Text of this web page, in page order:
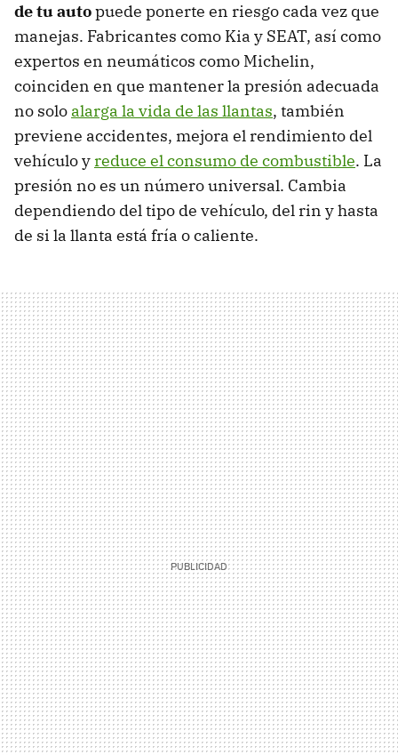
de tu autopuede ponerte en riesgo cada vez que
manejas. Fabricantes como Kia y SEAT, así como
expertos en neumáticos como Michelin,
coinciden en que mantener la presión adecuada
no solo alarga la vida de las llantas, también
previene accidentes, mejora el rendimiento del
vehículo yreduce el consumo de combustible. La
presión no es un número universal. Cambia
dependiendo del tipo de vehículo, del rin y hasta
de si la llanta está fría o caliente.